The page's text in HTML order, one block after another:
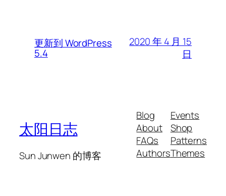
更新到 WordPress
5.4
2020 年 4 月 15
日
太阳日志
Sun Junwen 的博客
Blog
About
FAQs
Authors
Events
Shop
Patterns
Themes